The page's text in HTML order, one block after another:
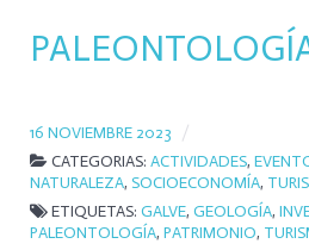
16 NOVIEMBRE 2023
CATEGORIAS: ACTIVIDADES,
NATURALEZA, SOCIOECONOMÍA,
ETIQUETAS: GALVE, GEOLOGÍA,
PALEONTOLOGÍA, PATRIMONIO,